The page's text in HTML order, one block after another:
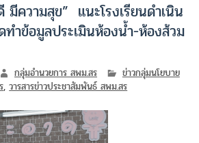
มีความสุข” แนะโรงเรียนดำเนิน
ทำข้อมูลประเมินห้องน้ำ-ห้องส้วม
กลุ่มอำนวยการ สพม.สร
ข่าวกลุ่มนโยบาย
,วารสารข่าวประชาสัมพันธ์ สพม.สร